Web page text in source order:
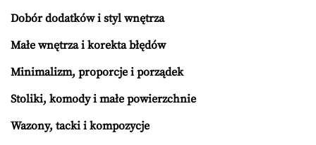
Dobór dodatków i styl wnętrza
Małe wnętrza i korekta błędów
Minimalizm, proporcje i porządek
Stoliki, komody i małe powierzchnie
Wazony, tacki i kompozycje